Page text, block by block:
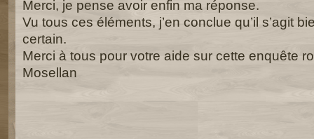
Merci, je pense avoir enfin ma réponse.
Vu tous ces éléments, j’en conclue qu’il s’agit
certain.
Merci à tous pour votre aide sur cette enquête
Mosellan